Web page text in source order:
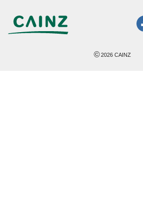
©2026 CAINZ